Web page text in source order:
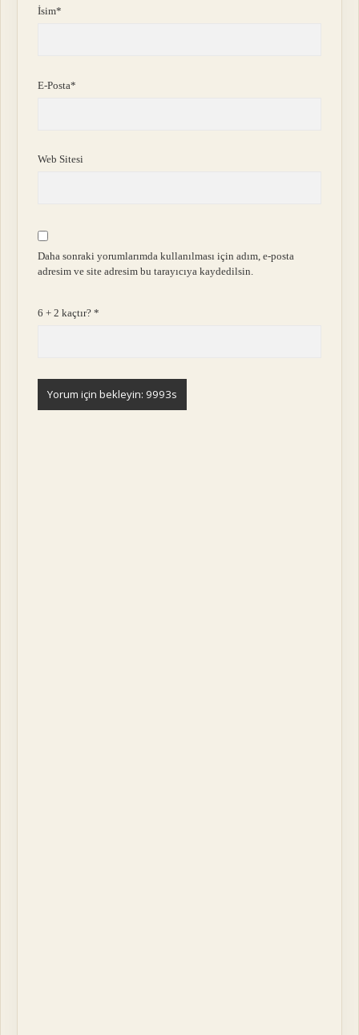
İsim*
E-Posta*
Web Sitesi
Daha sonraki yorumlarımda kullanılması için adım, e-posta
adresim ve site adresim bu tarayıcıya kaydedilsin.
6 + 2 kaçtır?*